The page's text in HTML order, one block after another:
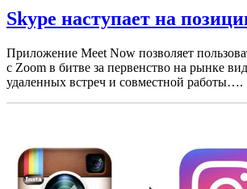
Skype наступает на
Приложение Meet Now позволяет
с Zoom в битве за первенство на рынке
удаленных встреч и совместной работы….